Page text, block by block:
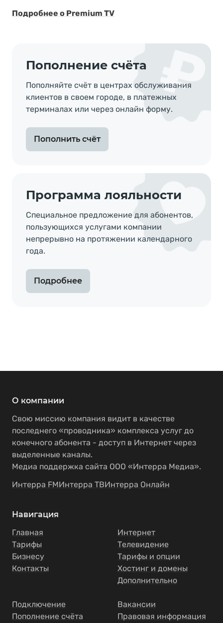
Подробнее о Premium TV
Пополнение счёта
Пополняйте счёт в центрах обслуживания
клиентов в своем городе, в платежныx
терминалах или через онлайн форму.
Пополнить счёт
Программа лояльности
Специальное предложение для абонентов,
пользующихся услугами компании
непрерывно на протяжении календарного
года.
Подробнее
О компании
Свою миссию компания видит в качестве
последнего «проводника» комплекса услуг до
конечного абонента - доступ в Интернет через
выделенные каналы.
Медиа поддержка сайта ООО «Интерра Медиа».
Интерра FMИнтерра ТВИнтерра Онлайн
Навигация
Главная
Тарифы
Бизнесу
Контакты
Интернет
Телевидение
Тарифы и опции
Хостинг и домены
Дополнительно
Подключение
Пополнение счёта
Вакансии
Правовая информация